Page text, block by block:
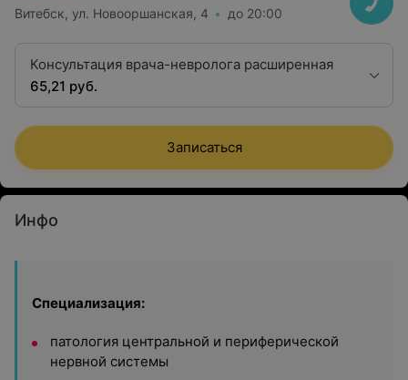
Витебск, ул. Новооршанская, 4 до 20:00
Консультация врача-невролога расширенная
65,21 руб.
Записаться
Инфо
Специализация:
патология центральной и периферической
нервной системы